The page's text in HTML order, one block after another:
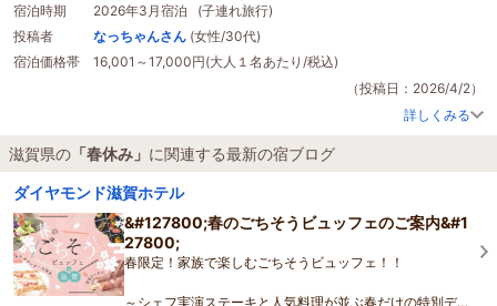
宿泊時期
2026年3月宿泊 (子連れ旅行)
投稿者
なっちゃんさん (女性/30代)
宿泊価格帯
16,001～17,000円(大人１名あたり/税込)
（投稿日：2026/4/2）
詳しくみる
滋賀県の 「春休み」 に関連する最新の宿ブログ
ダイヤモンド滋賀ホテル
&#127800;春のごちそうビュッフェのご案内&#1
27800;
春限定！家族で楽しむごちそうビュッフェ！！
～シェフ実演ステーキと人気料理が並ぶ春だけの特別ディ